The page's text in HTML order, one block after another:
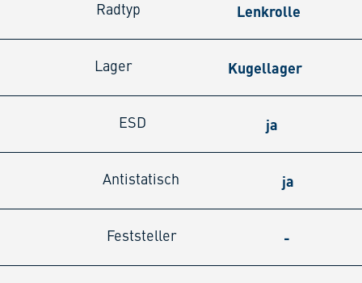
Radtyp Lenkrolle
Lager Kugellager
ESD ja
Antistatisch ja
Feststeller -